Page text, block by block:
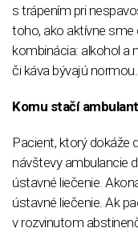
s trápením pri
toho, ako aktívne sme
kombinácia: alkohol a
či káva bývajú normou.
Komu stačí
Pacient, ktorý dokáže
návštevy ambulancie
ústavné liečenie.
ústavné liečenie. Ak
v rozvinutom